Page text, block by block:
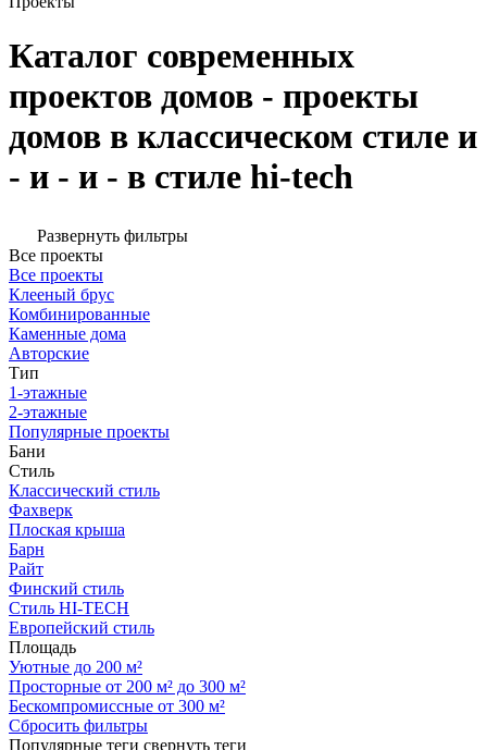
Каталог современных
проектов домов - проекты
домов в классическом стиле и
- и - и - в стиле hi-tech
Развернуть фильтры
Все проекты
Все проекты
Клееный брус
Комбинированные
Каменные дома
Авторские
Тип
1-этажные
2-этажные
Популярные проекты
Бани
Стиль
Классический стиль
Фахверк
Плоская крыша
Барн
Райт
Финский стиль
Стиль HI-TECH
Европейский стиль
Площадь
Уютные до 200 м²
Просторные от 200 м² до 300 м²
Бескомпромиссные от 300 м²
Сбросить фильтры
Популярные теги свернуть теги